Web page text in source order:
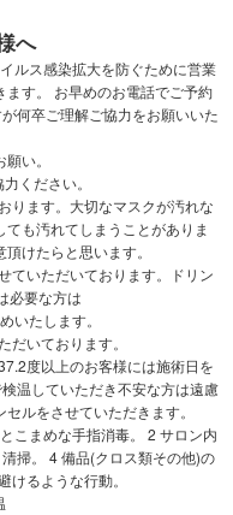
へ
ルス感染拡大を防ぐために営業
す。 お早めのお電話でご予約
何卒ご理解ご協力をお願いいた
い。
ください。
ります。大切なマスクが汚れな
も汚れてしまうことがありま
けたらと思います。
ていただいております。ドリン
必要な方は
いたします。
いております。
度以上のお客様には施術日を
温していただき不安な方は遠慮
ルをさせていただきます。
こまめな手指消毒。 2 サロン内
掃。 4 備品(クロス類その他)の
けるような行動。